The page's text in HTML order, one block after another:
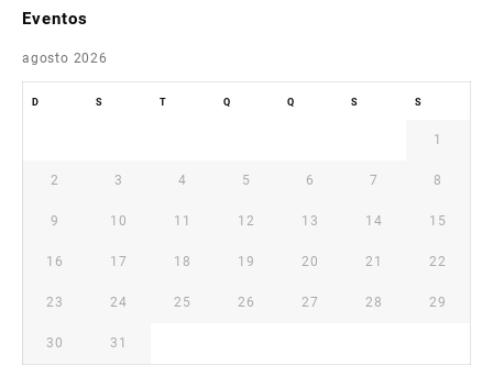
Eventos
agosto 2026
D S T Q Q S S
1
2 3 4 5 6 7 8
9 10 11 12 13 14 15
16 17 18 19 20 21 22
23 24 25 26 27 28 29
30 31